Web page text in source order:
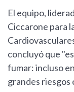
El equipo,
Ciccarone para
concluyó que
fumar: incluso
grandes riesgos